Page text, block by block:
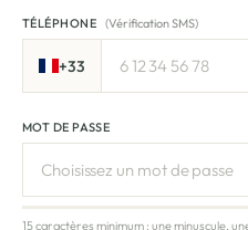
TÉLÉPHONE (Vérification SMS)
+33
MOT DE PASSE
15 caractères minimum : une minuscule,